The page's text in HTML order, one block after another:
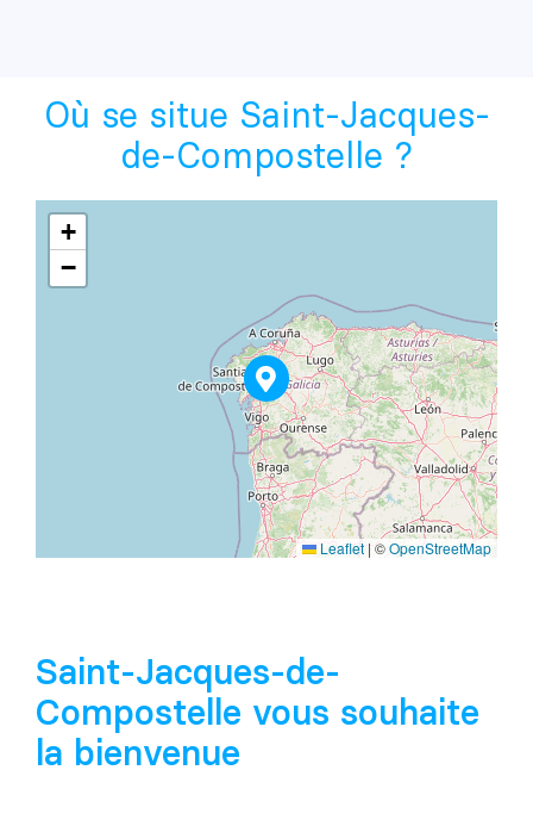
Où se situe Saint-Jacques-
de-Compostelle ?
+
−
Leaflet | ©OpenStreetMap
Saint-Jacques-de-
Compostelle vous souhaite
la bienvenue